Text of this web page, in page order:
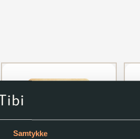
Samtykke